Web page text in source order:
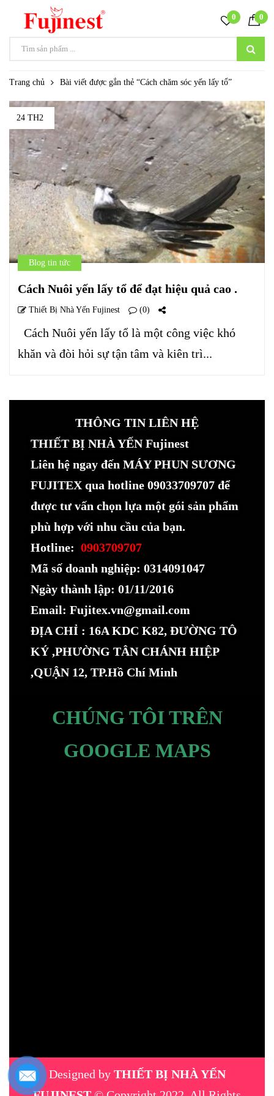
0 0
Trang chủ Bài viết được gắn thẻ “Cách chăm sóc yến lấy tổ”
24 TH2
Blog tin tức
Cách Nuôi yến lấy tổ để đạt hiệu quả cao .
Thiết Bị Nhà Yến Fujinest (0)
Cách Nuôi yến lấy tổ là một công việc khó
khăn và đòi hỏi sự tận tâm và kiên trì...
THÔNG TIN LIÊN HỆ
THIẾT BỊ NHÀ YẾN Fujinest
Liên hệ ngay đến MÁY PHUN SƯƠNG
FUJITEX qua hotline 09033709707 để
được tư vấn chọn lựa một gói sản phẩm
phù hợp với nhu cầu của bạn.
Hotline: 0903709707
Mã số doanh nghiệp: 0314091047
Ngày thành lập: 01/11/2016
Email: Fujitex.vn@gmail.com
ĐỊA CHỈ : 16A KDC K82, ĐƯỜNG TÔ
KÝ ,PHƯỜNG TÂN CHÁNH HIỆP
,QUẬN 12, TP.Hồ Chí Minh
CHÚNG TÔI TRÊN
GOOGLE MAPS
Designed by THIẾT BỊ NHÀ YẾN